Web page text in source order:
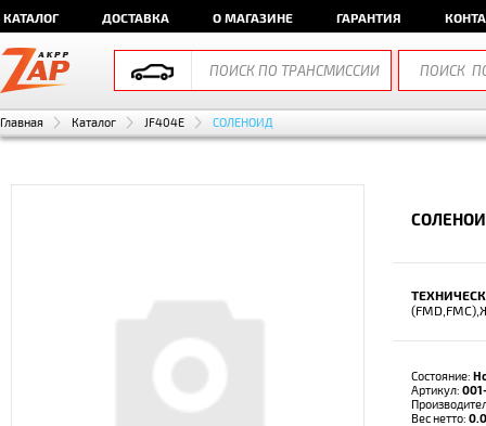
КАТАЛОГ ДОСТАВКА О МАГАЗИНЕ ГАРАНТИЯ
Главная Каталог JF404E СОЛЕНОИД
Состояние:
Артикул:
Вес нетто: